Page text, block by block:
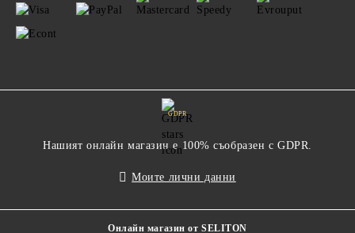
GDPR
Нашият онлайн магазин е 100% съобразен с GDPR.
Моите лични данни
Онлайн магазин от SELITON